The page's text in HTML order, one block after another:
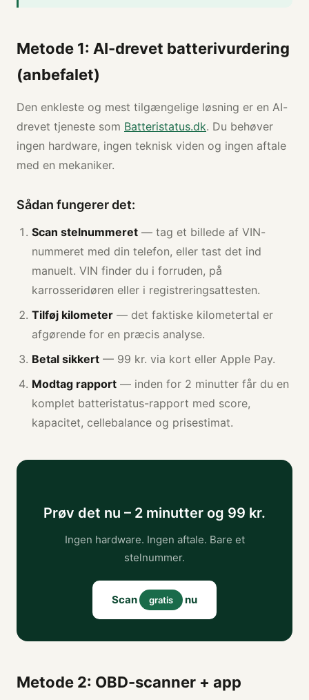
Metode 1: AI-drevet batterivurdering
(anbefalet)
Den enkleste og mest tilgængelige løsning er en AI-
drevet tjeneste som Batteristatus.dk. Du behøver
ingen hardware, ingen teknisk viden og ingen aftale
med en mekaniker.
Sådan fungerer det:
Scan stelnummeret — tag et billede af VIN-
nummeret med din telefon, eller tast det ind
manuelt. VIN finder du i forruden, på
karrosseridøren eller i registreringsattesten.
Tilføj kilometer — det faktiske kilometertal er
afgørende for en præcis analyse.
Betal sikkert — 99 kr. via kort eller Apple Pay.
Modtag rapport — inden for 2 minutter får du en
komplet batteristatus-rapport med score,
kapacitet, cellebalance og prisestimat.
Prøv det nu – 2 minutter og 99 kr.
Ingen hardware. Ingen aftale. Bare et
stelnummer.
Scan gratis nu
Metode 2: OBD-scanner + app